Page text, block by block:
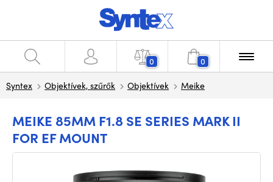
0 0
Syntex Objektívek, szűrők Objektívek Meike
MEIKE 85MM F1.8 SE SERIES MARK II
FOR EF MOUNT